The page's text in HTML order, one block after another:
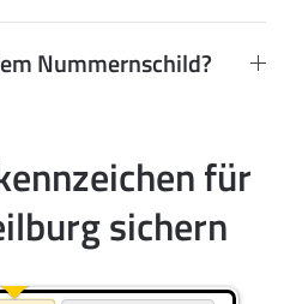
Nummernschild?
für
sichern